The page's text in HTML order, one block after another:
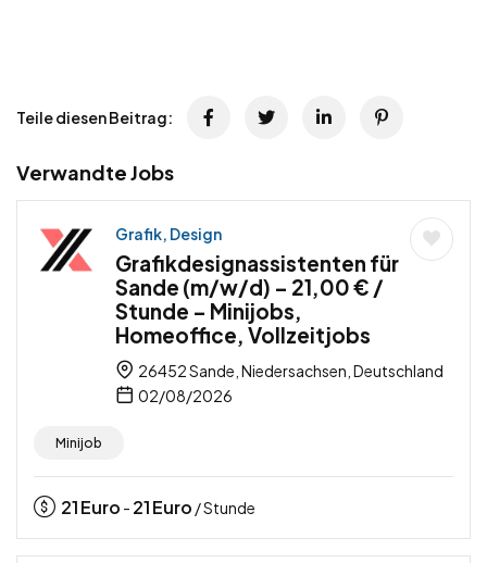
Teile diesen Beitrag:
Verwandte Jobs
Grafik, Design
Grafikdesignassistenten für
Sande (m/w/d) – 21,00 € /
Stunde – Minijobs,
Homeoffice, Vollzeitjobs
26452 Sande, Niedersachsen, Deutschland
02/08/2026
Minijob
21Euro - 21Euro / Stunde